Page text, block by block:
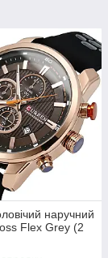
наручний
Flex Grey (2